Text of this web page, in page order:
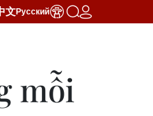
文Русский
mỗi